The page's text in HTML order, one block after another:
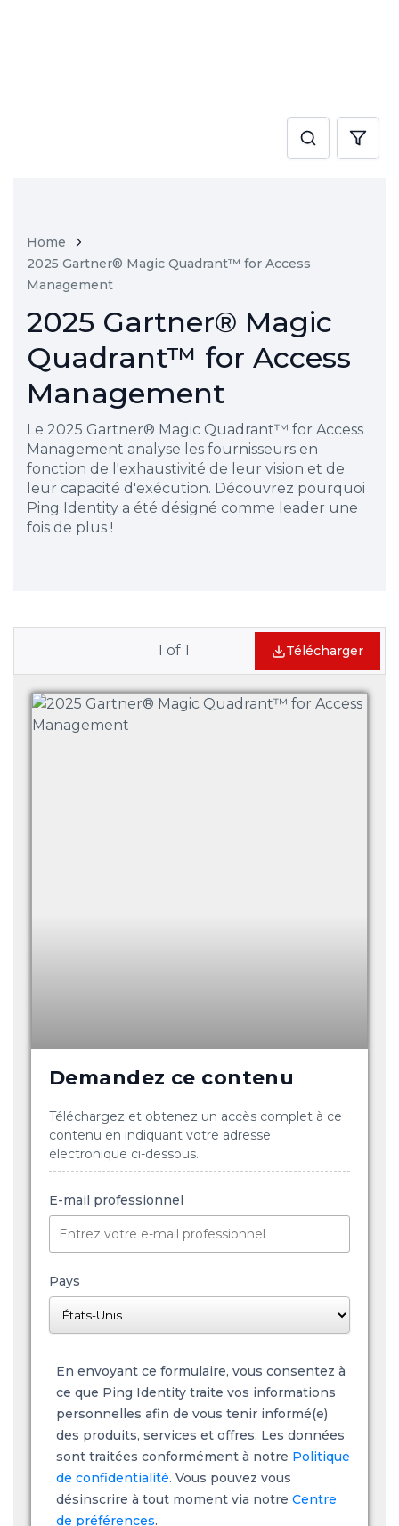
Home
2025 Gartner® Magic Quadrant™ for Access
Management
2025 Gartner® Magic
Quadrant™ for Access
Management
Le 2025 Gartner® Magic Quadrant™ for Access
Management analyse les fournisseurs en
fonction de l'exhaustivité de leur vision et de
leur capacité d'exécution. Découvrez pourquoi
Ping Identity a été désigné comme leader une
fois de plus !
1 of 1 Télécharger
Demandez ce contenu
Téléchargez et obtenez un accès complet à ce
contenu en indiquant votre adresse
électronique ci-dessous.
E-mail professionnel
Pays
En envoyant ce formulaire, vous consentez à
ce que Ping Identity traite vos informations
personnelles afin de vous tenir informé(e)
des produits, services et offres. Les données
sont traitées conformément à notre Politique
de confidentialité. Vous pouvez vous
désinscrire à tout moment via notre Centre
de préférences.